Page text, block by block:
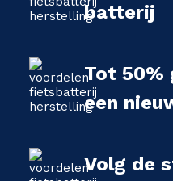
batterij
Tot 50%
een
Volg de